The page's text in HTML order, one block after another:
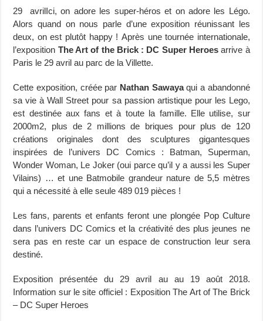
29 avrilIci, on adore les super-héros et on adore les Légo.
Alors quand on nous parle d’une exposition réunissant les
deux, on est plutôt happy ! Après une tournée internationale,
l’exposition The Art of the Brick : DC Super Heroes arrive à
Paris le 29 avril au parc de la Villette.
Cette exposition, créée par Nathan Sawayaqui a abandonné
sa vie à Wall Street pour sa passion artistique pour les Lego,
est destinée aux fans et à toute la famille. Elle utilise, sur
2000m2, plus de 2 millions de briques pour plus de 120
créations originales dont des sculptures gigantesques
inspirées de l’univers DC Comics : Batman, Superman,
Wonder Woman, Le Joker (oui parce qu’il y a aussi les Super
Vilains) … et une Batmobile grandeur nature de 5,5 mètres
qui a nécessité à elle seule 489 019 pièces !
Les fans, parents et enfants feront une plongée Pop Culture
dans l’univers DC Comics et la créativité des plus jeunes ne
sera pas en reste car un espace de construction leur sera
destiné.
Exposition présentée du 29 avril au au 19 août 2018.
Information sur le site officiel : Exposition The Art of The Brick
– DC Super Heroes